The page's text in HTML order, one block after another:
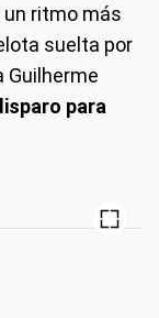
un ritmo más
suelta por
Guilherme
para